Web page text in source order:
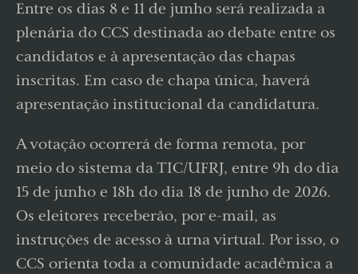
Entre os dias 8 e 11 de junho será realizada a
plenária do CCS destinada ao debate entre os
candidatos e à apresentação das chapas
inscritas. Em caso de chapa única, haverá
apresentação institucional da candidatura.
A votação ocorrerá de forma remota, por
meio do sistema da TIC/UFRJ, entre 9h do dia
15 de junho e 18h do dia 18 de junho de 2026.
Os eleitores receberão, por e-mail, as
instruções de acesso à urna virtual. Por isso, o
CCS orienta toda a comunidade acadêmica a